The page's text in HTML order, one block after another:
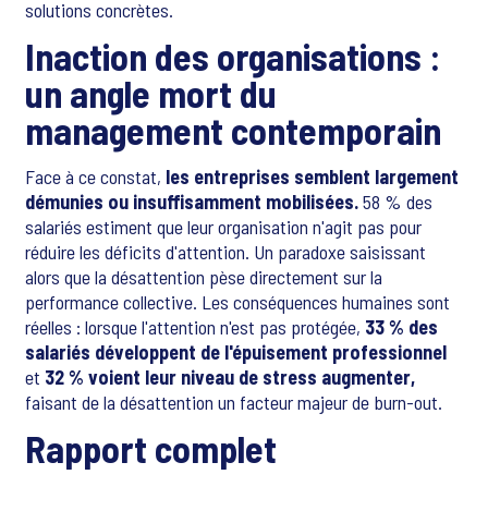
solutions concrètes.
Inaction des organisations :
un angle mort du
management contemporain
Face à ce constat, les entreprises semblent largement
démunies ou insuffisamment mobilisées.58 % des
salariés estiment que leur organisation n'agit pas pour
réduire les déficits d'attention. Un paradoxe saisissant
alors que la désattention pèse directement sur la
performance collective. Les conséquences humaines sont
réelles : lorsque l'attention n'est pas protégée, 33 % des
salariés développent de l'épuisement professionnel
et 32 % voient leur niveau de stress augmenter,
faisant de la désattention un facteur majeur de burn-out.
Rapport complet